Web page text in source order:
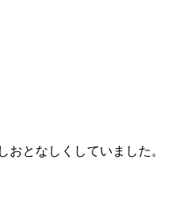
となしくしていました。